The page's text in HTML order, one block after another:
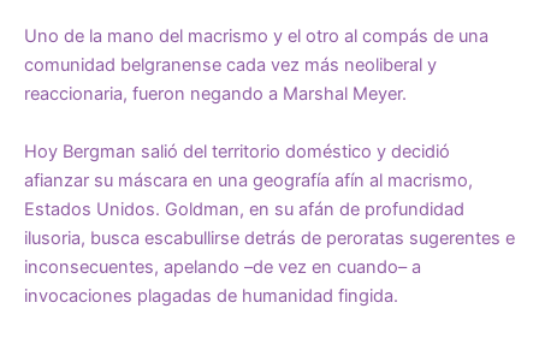
Uno de la mano del macrismo y el otro al compás de una
comunidad belgranense cada vez más neoliberal y
reaccionaria, fueron negando a Marshal Meyer.
Hoy Bergman salió del territorio doméstico y decidió
afianzar su máscara en una geografía afín al macrismo,
Estados Unidos. Goldman, en su afán de profundidad
ilusoria, busca escabullirse detrás de peroratas sugerentes e
inconsecuentes, apelando –de vez en cuando– a
invocaciones plagadas de humanidad fingida.